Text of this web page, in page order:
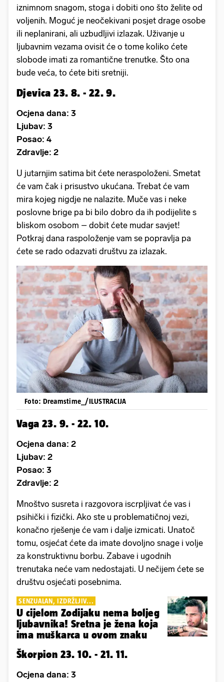
iznimnom snagom, stoga i dobiti ono što želite od
voljenih. Moguć je neočekivani posjet drage osobe
ili neplanirani, ali uzbudljivi izlazak. Uživanje u
ljubavnim vezama ovisit će o tome koliko ćete
slobode imati za romantične trenutke. Što ona
bude veća, to ćete biti sretniji.
Djevica 23. 8. - 22. 9.
Ocjena dana: 3
Ljubav: 3
Posao: 4
Zdravlje: 2
U jutarnjim satima bit ćete neraspoloženi. Smetat
će vam čak i prisustvo ukućana. Trebat će vam
mira kojeg nigdje ne nalazite. Muče vas i neke
poslovne brige pa bi bilo dobro da ih podijelite s
bliskom osobom – dobit ćete mudar savjet!
Potkraj dana raspoloženje vam se popravlja pa
ćete se rado odazvati društvu za izlazak.
Foto: Dreamstime_/ILUSTRACIJA
Vaga 23. 9. - 22. 10.
Ocjena dana: 2
Ljubav: 2
Posao: 3
Zdravlje: 2
Mnoštvo susreta i razgovora iscrpljivat će vas i
psihički i fizički. Ako ste u problematičnoj vezi,
konačno rješenje će vam i dalje izmicati. Unatoč
tomu, osjećat ćete da imate dovoljno snage i volje
za konstruktivnu borbu. Zabave i ugodnih
trenutaka neće vam nedostajati. U nečijem ćete se
društvu osjećati posebnima.
SENZUALAN, IZDRŽLJIV...
U cijelom Zodijaku nema boljeg
ljubavnika! Sretna je žena koja
ima muškarca u ovom znaku
Škorpion 23. 10. - 21. 11.
Ocjena dana: 3